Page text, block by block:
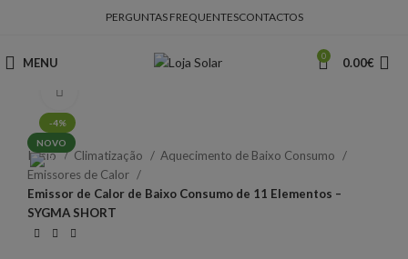
PERGUNTAS FREQUENTESCONTACTOS
MENU 0 0.00€
-4%
NOVO
Início Climatização
Aquecimento de Baixo Consumo
Emissores de Calor
Emissor de Calor de Baixo Consumo de 11 Elementos –
SYGMA SHORT